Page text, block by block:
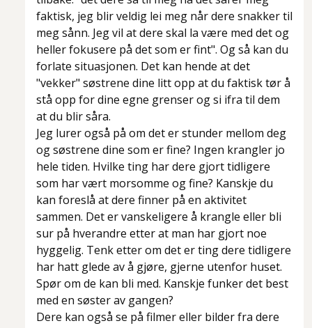
faktisk, jeg blir veldig lei meg når dere snakker til
meg sånn. Jeg vil at dere skal la være med det og
heller fokusere på det som er fint". Og så kan du
forlate situasjonen. Det kan hende at det
"vekker" søstrene dine litt opp at du faktisk tør å
stå opp for dine egne grenser og si ifra til dem
at du blir såra.
Jeg lurer også på om det er stunder mellom deg
og søstrene dine som er fine? Ingen krangler jo
hele tiden. Hvilke ting har dere gjort tidligere
som har vært morsomme og fine? Kanskje du
kan foreslå at dere finner på en aktivitet
sammen. Det er vanskeligere å krangle eller bli
sur på hverandre etter at man har gjort noe
hyggelig. Tenk etter om det er ting dere tidligere
har hatt glede av å gjøre, gjerne utenfor huset.
Spør om de kan bli med. Kanskje funker det best
med en søster av gangen?
Dere kan også se på filmer eller bilder fra dere